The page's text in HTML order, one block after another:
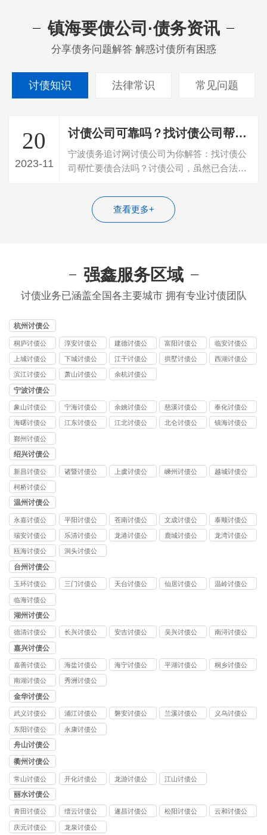
镇海要债公司·债务资讯
分享债务问题解答 解惑讨债所有困惑
讨债知识 法律常识 常见问题
20
2023-11
讨债公司可靠吗？找讨债公司帮忙要债合法吗？
宁波债务追讨网讨债公司为你解答：找讨债公
司帮忙要债合法吗？讨债公司，虽然已合法的
查看更多+
强鑫服务区域
讨债业务已涵盖全国各主要城市 拥有专业讨债团队
杭州讨债公
司
桐庐讨债公
司
淳安讨债公
司
建德讨债公
司
富阳讨债公
司
临安讨债公
司
上城讨债公
司
下城讨债公
司
江干讨债公
司
拱墅讨债公
西湖讨债公
滨江讨债公
司
萧山讨债公
余杭讨债公
宁波讨债公
司
象山讨债公
司
宁海讨债公
司
余姚讨债公
司
慈溪讨债公
司
奉化讨债公
司
海曙讨债公
司
江东讨债公
江北讨债公
北仑讨债公
镇海讨债公
鄞州讨债公
司
绍兴讨债公
司
新昌讨债公
司
诸暨讨债公
上虞讨债公
嵊州讨债公
越城讨债公
柯桥讨债公
司
温州讨债公
司
永嘉讨债公
司
平阳讨债公
司
苍南讨债公
司
文成讨债公
司
泰顺讨债公
司
瑞安讨债公
司
乐清讨债公
司
龙港讨债公
鹿城讨债公
龙湾讨债公
瓯海讨债公
司
洞头讨债公
台州讨债公
司
玉环讨债公
司
三门讨债公
天台讨债公
仙居讨债公
温岭讨债公
临海讨债公
司
湖州讨债公
司
德清讨债公
司
长兴讨债公
安吉讨债公
吴兴讨债公
南浔讨债公
嘉兴讨债公
司
嘉善讨债公
司
海盐讨债公
司
海宁讨债公
平湖讨债公
桐乡讨债公
南湖讨债公
司
秀洲讨债公
金华讨债公
司
武义讨债公
司
浦江讨债公
司
磐安讨债公
兰溪讨债公
义乌讨债公
东阳讨债公
司
永康讨债公
舟山讨债公
司
衢州讨债公
司
常山讨债公
司
开化讨债公
龙游讨债公
江山讨债公
丽水讨债公
司
青田讨债公
司
缙云讨债公
司
遂昌讨债公
松阳讨债公
云和讨债公
庆元讨债公
龙泉讨债公